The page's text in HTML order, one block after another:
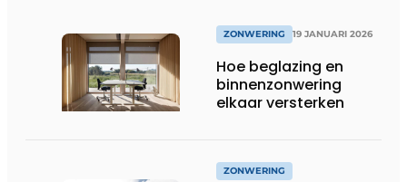
ZONWERING 19 JANUARI 2026
Hoe beglazing en
binnenzonwering
elkaar versterken
ZONWERING